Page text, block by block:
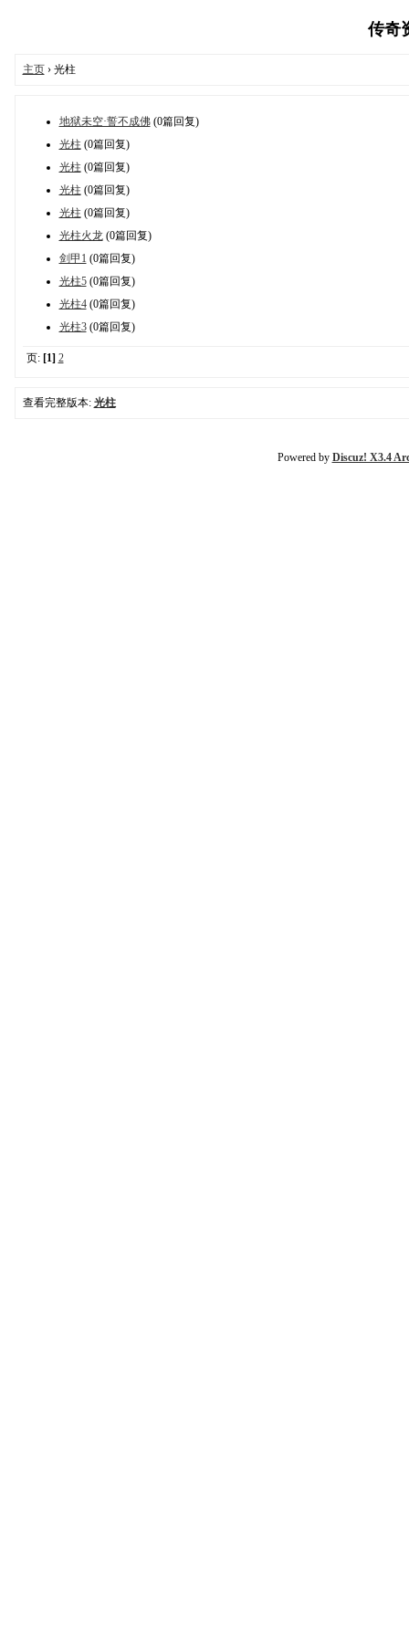
传奇
主页› 光柱
地狱未空·誓不成佛(0篇回复)
光柱(0篇回复)
光柱(0篇回复)
光柱(0篇回复)
光柱(0篇回复)
光柱火龙(0篇回复)
剑甲1 (0篇回复)
光柱5(0篇回复)
光柱4(0篇回复)
光柱3(0篇回复)
页: [1] 2
查看完整版本: 光柱
Powered by Discuz! X3.4